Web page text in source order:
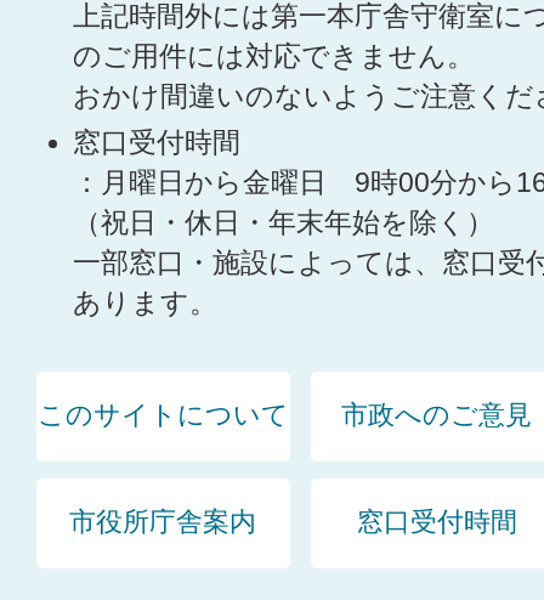
上記時間外には第一本庁舎守衛室に
のご用件には対応できません。
おかけ間違いのないようご注意くだ
窓口受付時間
：月曜日から金曜日 9時00分から
（祝日・休日・年末年始を除く）
一部窓口・施設によっては、窓口受
あります。
このサイトについて 市政へのご意見
市役所庁舎案内 窓口受付時間